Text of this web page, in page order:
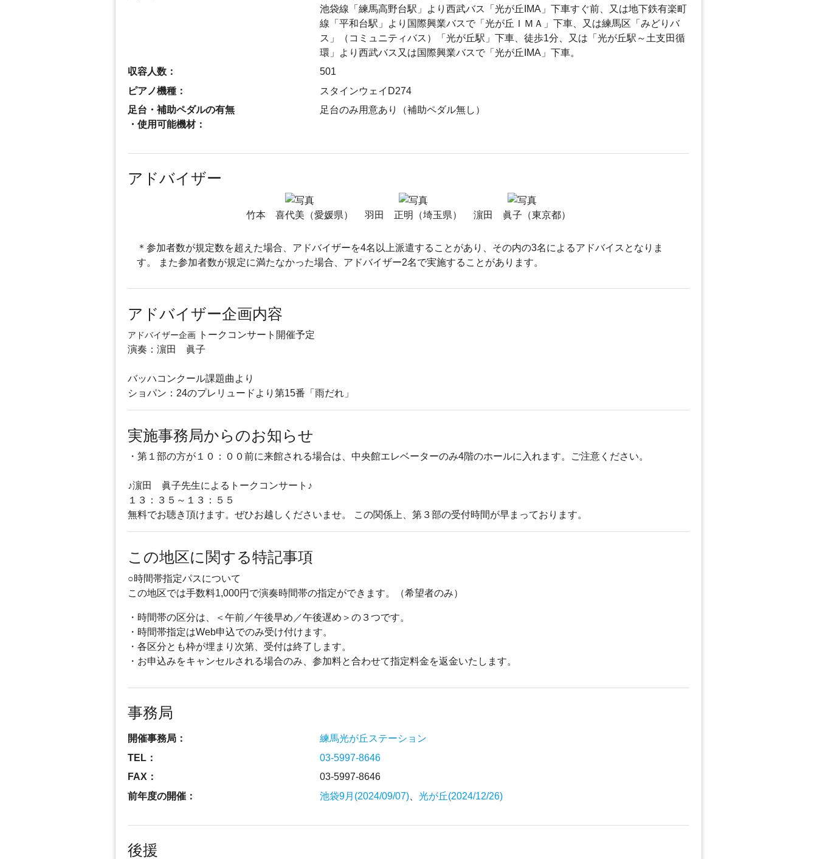
池袋線「練馬高野台駅」より西武バス「光が丘IMA」下車すぐ前、又は地下鉄有楽町
線「平和台駅」より国際興業バスで「光が丘ＩＭＡ」下車、又は練馬区「みどりバ
ス」（コミュニティバス）「光が丘駅」下車、徒歩1分、又は「光が丘駅～土支田循
環」より西武バス又は国際興業バスで「光が丘IMA」下車。
収容人数：
501
ピアノ機種：
スタインウェイD274
足台・補助ペダルの有無
・使用可能機材：
足台のみ用意あり（補助ペダル無し）
アドバイザー
竹本 喜代美（愛媛県） 羽田 正明（埼玉県） 濵田 眞子（東京都）
＊参加者数が規定数を超えた場合、アドバイザーを4名以上派遣することがあり、その内の3名によるアドバイスとなりま
す。 また参加者数が規定に満たなかった場合、アドバイザー2名で実施することがあります。
アドバイザー企画内容
アドバイザー企画 トークコンサート開催予定
演奏：濵田 眞子
バッハコンクール課題曲より
ショパン：24のプレリュードより第15番「雨だれ」
実施事務局からのお知らせ
・第１部の方が１０：００前に来館される場合は、中央館エレベーターのみ4階のホールに入れます。ご注意ください。
♪濵田 眞子先生によるトークコンサート♪
１３：３５～１３：５５
無料でお聴き頂けます。ぜひお越しくださいませ。 この関係上、第３部の受付時間が早まっております。
この地区に関する特記事項
○時間帯指定パスについて
この地区では手数料1,000円で演奏時間帯の指定ができます。（希望者のみ）
・時間帯の区分は、＜午前／午後早め／午後遅め＞の３つです。
・時間帯指定はWeb申込でのみ受け付けます。
・各区分とも枠が埋まり次第、受付は終了します。
・お申込みをキャンセルされる場合のみ、参加料と合わせて指定料金を返金いたします。
事務局
開催事務局：
練馬光が丘ステーション
TEL：
03-5997-8646
FAX：
03-5997-8646
前年度の開催：
池袋9月(2024/09/07)、 光が丘(2024/12/26)
後援